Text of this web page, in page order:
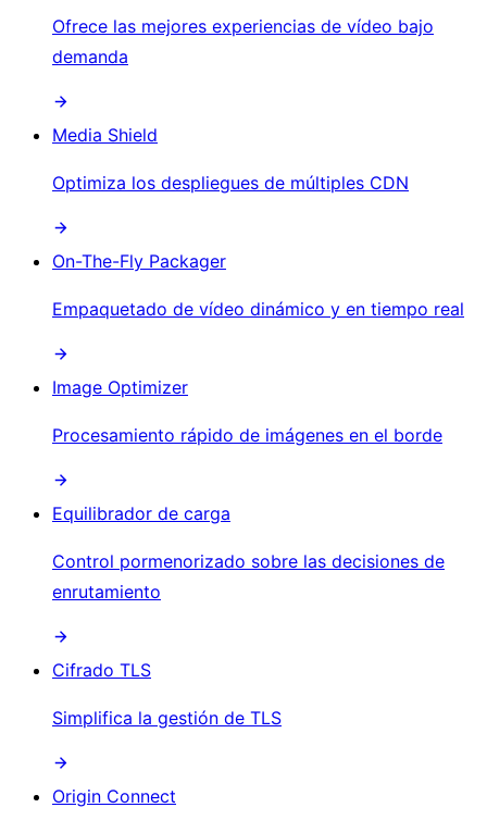
Ofrece las mejores experiencias de vídeo bajo
demanda
Media Shield
Optimiza los despliegues de múltiples CDN
On-The-Fly Packager
Empaquetado de vídeo dinámico y en tiempo real
Image Optimizer
Procesamiento rápido de imágenes en el borde
Equilibrador de carga
Control pormenorizado sobre las decisiones de
enrutamiento
Cifrado TLS
Simplifica la gestión de TLS
Origin Connect